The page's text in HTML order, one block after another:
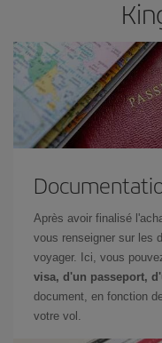
Après avoir finalisé
vous renseigner sur les
voyager. Ici, vous
visa, d'un passeport,
document, en fonction
votre vol.